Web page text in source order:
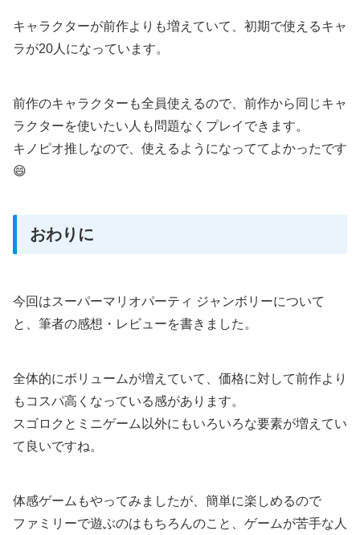
キャラクターが前作よりも増えていて、初期で使えるキャ
ラが20人になっています。
前作のキャラクターも全員使えるので、前作から同じキャ
ラクターを使いたい人も問題なくプレイできます。
キノピオ推しなので、使えるようになっててよかったです
😄
おわりに
今回はスーパーマリオパーティ ジャンボリーについて
と、筆者の感想・レビューを書きました。
全体的にボリュームが増えていて、価格に対して前作より
もコスパ高くなっている感があります。
スゴロクとミニゲーム以外にもいろいろな要素が増えてい
て良いですね。
体感ゲームもやってみましたが、簡単に楽しめるので
ファミリーで遊ぶのはもちろんのこと、ゲームが苦手な人